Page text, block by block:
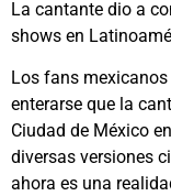
La cantante dio a
shows en
Los fans
enterarse que la
Ciudad de México
diversas versiones
ahora es una